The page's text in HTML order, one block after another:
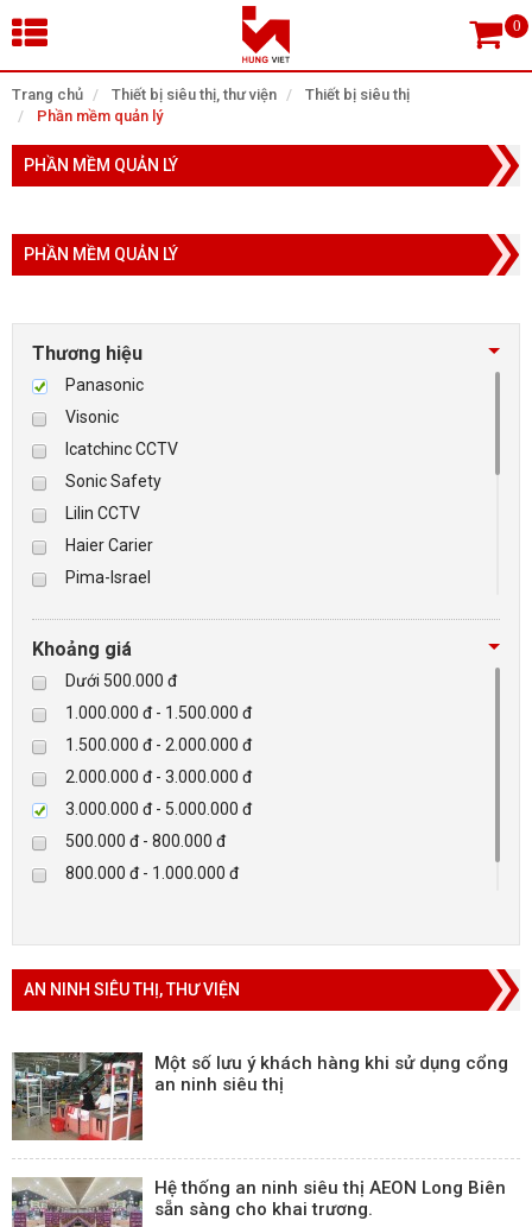
Trang chủ Thiết bị siêu thị, thư viện
Thiết bị siêu thị
Phần mềm quản lý
PHẦN MỀM QUẢN LÝ
PHẦN MỀM QUẢN LÝ
Thương hiệu
Panasonic
Visonic
Icatchinc CCTV
Sonic Safety
Lilin CCTV
Haier Carier
Pima-Israel
Checkpoint
Paradox-Canada
D-max
HIKVISON
Eguard
Khác
Rapiscan
Khoảng giá
Dưới 500.000 đ
1.000.000 đ - 1.500.000 đ
1.500.000 đ - 2.000.000 đ
2.000.000 đ - 3.000.000 đ
3.000.000 đ - 5.000.000 đ
500.000 đ - 800.000 đ
800.000 đ - 1.000.000 đ
AN NINH SIÊU THỊ, THƯ VIỆN
Một số lưu ý khách hàng khi sử dụng cổng
an ninh siêu thị
Hệ thống an ninh siêu thị AEON Long Biên
sẵn sàng cho khai trương.
×
Tìm theo danh mục
TRANG CHỦ
THIẾT BỊ SIÊU THỊ, THƯ VIỆN
CAMERA GIÁM SÁT
BÁO ĐỘNG, BÁO CHÁY
NHÀ THÔNG MINH
LIÊN HỆ